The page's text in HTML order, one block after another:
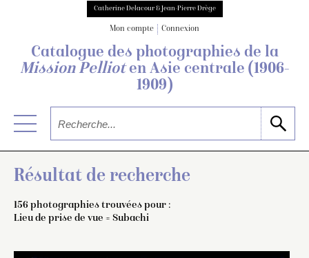
Catherine Delacour & Jean-Pierre Drège
Mon compte Connexion
Catalogue des photographies de la
Mission Pellioten Asie centrale (1906-
1909)
Résultat de recherche
156 photographies trouvées pour :
Lieu de prise de vue = Subachi